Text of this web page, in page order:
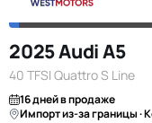
2025 Audi A5
40 TFSI Quattro S Line
16 дней в продаже
Импорт из-за границы ·